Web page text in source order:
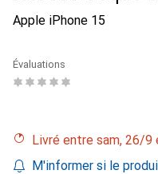
Apple iPhone 15
Évaluations
Livré entre sam, 26/
M'informer si le